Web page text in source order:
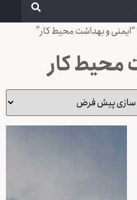
و بهداشت محیط کار”
محیط کار